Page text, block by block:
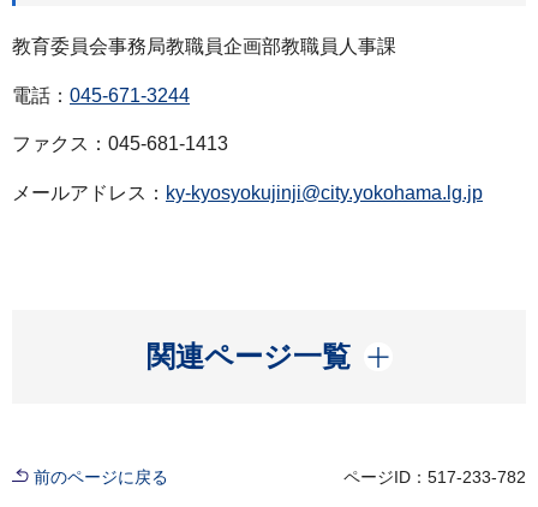
教育委員会事務局教職員企画部教職員人事課
電話： 045-671-3244
ファクス：045-681-1413
メールアドレス： ky-kyosyokujinji@city.yokohama.lg.jp
関連ページ一覧
開く
前のページに戻る ページID：517-233-782